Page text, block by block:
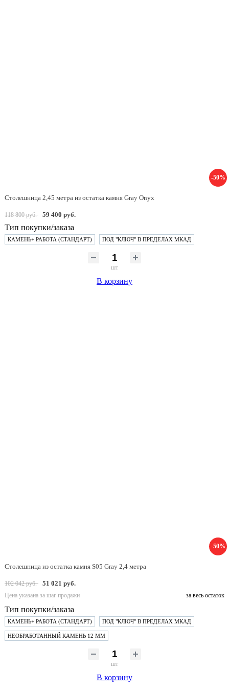
-50%
Столешница 2,45 метра из остатка камня Gray Onyx
118 800 руб. 59 400 руб.
Тип покупки/заказа
КАМЕНЬ+ РАБОТА (СТАНДАРТ) ПОД "КЛЮЧ" В ПРЕДЕЛАХ МКАД
шт
В корзину
-50%
Столешница из остатка камня S05 Gray 2,4 метра
102 042 руб. 51 021 руб.
Цена указана за шаг продажи за весь остаток
Тип покупки/заказа
КАМЕНЬ+ РАБОТА (СТАНДАРТ) ПОД "КЛЮЧ" В ПРЕДЕЛАХ МКАД
НЕОБРАБОТАННЫЙ КАМЕНЬ 12 ММ
шт
В корзину